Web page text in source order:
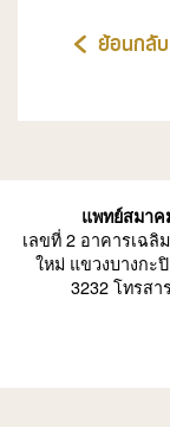
ย้อนกลับ
แพทย์สมาค
เลขที่ 2 อาคารเฉ
ใหม่ แขวงบางกะ
3232 โทรสา